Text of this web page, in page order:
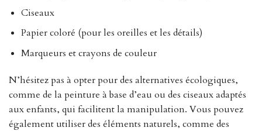
Ciseaux
Papier coloré (pour les oreilles et les détails)
Marqueurs et crayons de couleur
N’hésitez pas à opter pour des alternatives écologiques,
comme de la peinture à base d’eau ou des ciseaux adaptés
aux enfants, qui facilitent la manipulation. Vous pouvez
également utiliser des éléments naturels, comme des